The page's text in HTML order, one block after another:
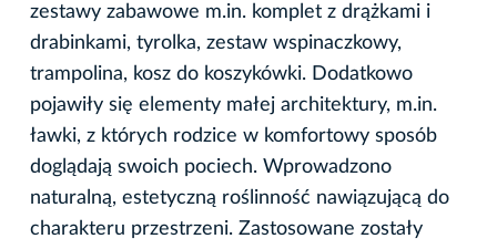
zestawy zabawowe m.in. komplet z drążkami i
drabinkami, tyrolka, zestaw wspinaczkowy,
trampolina, kosz do koszykówki. Dodatkowo
pojawiły się elementy małej architektury, m.in.
ławki, z których rodzice w komfortowy sposób
doglądają swoich pociech. Wprowadzono
naturalną, estetyczną roślinność nawiązującą do
charakteru przestrzeni. Zastosowane zostały